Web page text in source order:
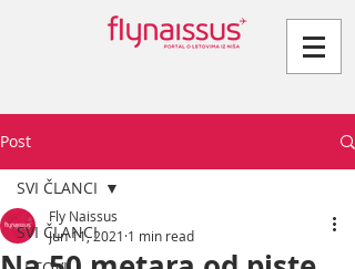
Post
SVI ČLANCI
SVI ČLANCI
Fly Naissus
Jun 11, 2021 1 min read